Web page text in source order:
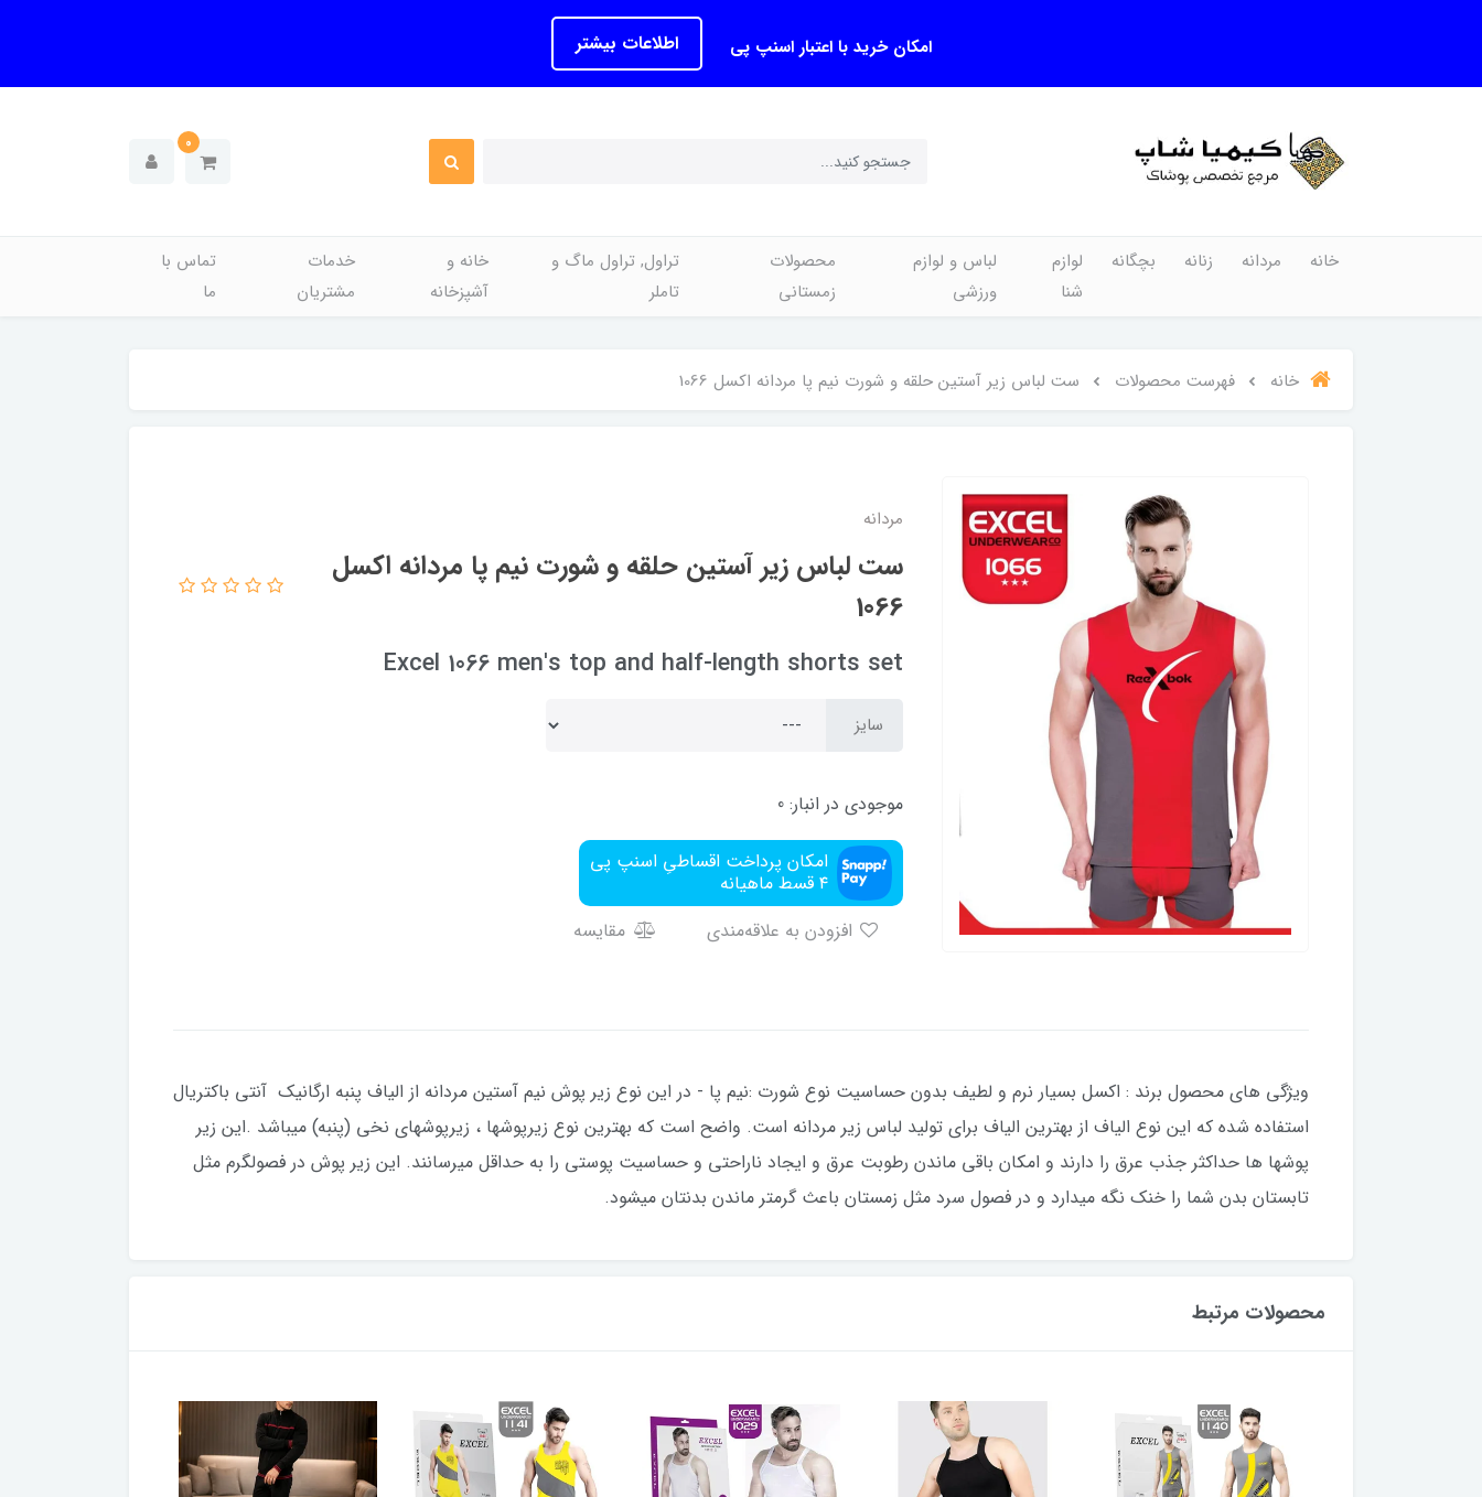
امکان خرید با اعتبار اسنپ پی اطلاعات بیشتر
0
خانه مردانه زنانه بچگانه
لوازم
شنا
لباس و لوازم
ورزشی
محصولات
زمستانی
تراول, تراول ماگ و
تاملر
خانه و
آشپزخانه
خدمات
مشتریان
تماس با
ما
خانه فهرست محصولات ست لباس زیر آستین حلقه و شورت نیم پا مردانه اکسل 1066
مردانه
ست لباس زیر آستین حلقه و شورت نیم پا مردانه اکسل
1066
Excel 1066 men's top and half-length shorts set
سایز
موجودی در انبار:0
امکان پرداخت اقساطیِ اسنپ پی
۴ قسط ماهیانه
مقایسه
ویژگی های محصول برند : اکسل بسیار نرم و لطیف بدون حساسیت نوع شورت :نیم پا - در این نوع زیر پوش نیم آستین مردانه از الیاف پنبه ارگانیک آنتی باکتریال
استفاده شده که این نوع الیاف از بهترین الیاف برای تولید لباس زیر مردانه است. واضح است که بهترین نوع زیرپوشها ، زیرپوشهای نخی (پنبه) میباشد .این زیر
پوشها ها حداکثر جذب عرق را دارند و امکان باقی ماندن رطوبت عرق و ایجاد ناراحتی و حساسیت پوستی را به حداقل میرسانند. این زیر پوش در فصولگرم مثل
تابستان بدن شما را خنک نگه میدارد و در فصول سرد مثل زمستان باعث گرمتر ماندن بدنتان میشود.
محصولات مرتبط